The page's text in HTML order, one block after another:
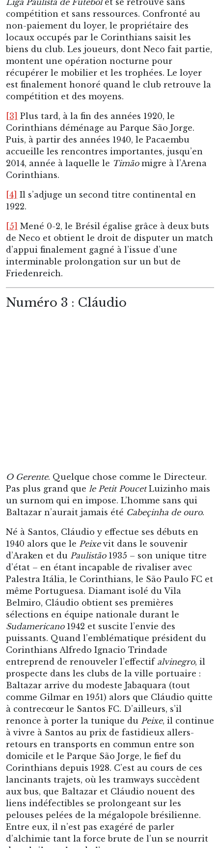
[3]Plus tard, à la fin des années 1920, le
Corinthians déménage au Parque São Jorge.
Puis, à partir des années 1940, le Pacaembu
accueille les rencontres importantes, jusqu’en
2014, année à laquelle leTimãomigre à l’Arena
Corinthians.
[4]Il s’adjuge un second titre continental en
1922.
[5] Mené 0-2, le Brésil égalise grâce à deux buts
de Neco et obtient le droit de disputer un match
d’appui finalement gagné à l’issue d’une
interminable prolongation sur un but de
Friedenreich.
Numéro 3 : Cláudio
Palestra Itália, le Corinthians, le São Paulo FC et
même Portuguesa. Diamant isolé du Vila
Belmiro, Cláudio obtient ses premières
sélections en équipe nationale durant le
puissants. Quand l’emblématique président du
Corinthians Alfredo Ignacio Trindade
entreprend de renouveler l’effectifalvinegro, il
prospecte dans les clubs de la ville portuaire :
Baltazar arrive du modeste Jabaquara (tout
comme Gilmar en 1951) alors que Cláudio quitte
à contrecœur le Santos FC. D’ailleurs, s’il
renonce à porter la tunique duPeixe, il continue
à vivre à Santos au prix de fastidieux allers-
retours en transports en commun entre son
domicile et le Parque São Jorge, le fief du
Corinthians depuis 1928. C’est au cours de ces
lancinants trajets, où les tramways succèdent
aux bus, que Baltazar et Cláudio nouent des
liens indéfectibles se prolongeant sur les
pelouses pelées de la mégalopole brésilienne.
Entre eux, il n’est pas exagéré de parler
d’alchimie tant la force brute de l’un se nourrit
du subtil toucher de l’autre.
Exceptionnelle à São Paulo, la notoriété de
Cláudio peine à dépasser les frontières de l’état
et il est permis de s’interroger sur ce qu’aurait
été la carrière internationale d’O Gerente
n’avait été le contemporain d’ailiers droits hors
normes, tels Tesourinha (avec lequel il alterne
durant leSudamericano 1949 conquis par le